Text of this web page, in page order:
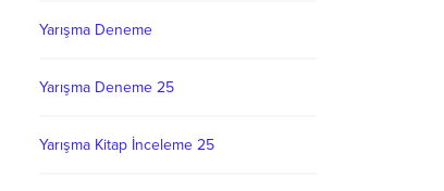
Yarışma Deneme
Yarışma Deneme 25
Yarışma Kitap İnceleme 25